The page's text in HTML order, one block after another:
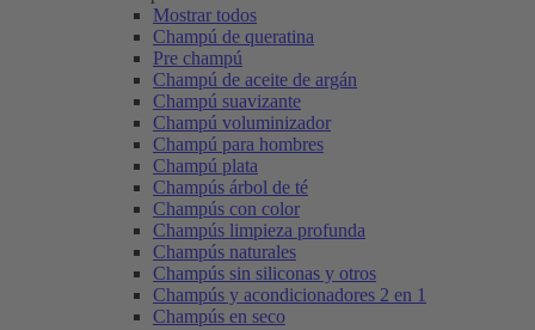
Mostrar todos
Champú de queratina
Pre champú
Champú de aceite de argán
Champú suavizante
Champú voluminizador
Champú para hombres
Champú plata
Champús árbol de té
Champús con color
Champús limpieza profunda
Champús naturales
Champús sin siliconas y otros
Champús y acondicionadores 2 en 1
Champús en seco